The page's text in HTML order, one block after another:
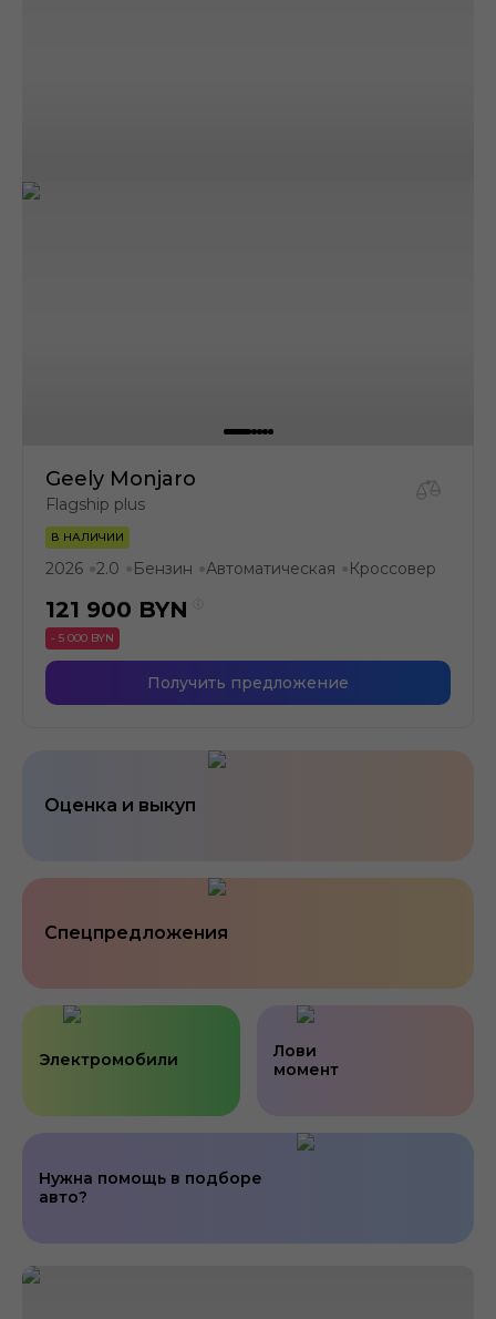
Geely Monjaro
Flagship plus
В НАЛИЧИИ
2026 ●2.0 ● Бензин ●Автоматическая ● Кроссовер
121 900 BYN
- 5 000 BYN
Получить предложение
Оценка и выкуп
Спецпредложения
Нужна помощь в подборе
авто?
Электромобили
Лови
момент